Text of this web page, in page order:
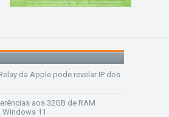
da Apple pode revelar IP dos
aos 32GB de RAM
11